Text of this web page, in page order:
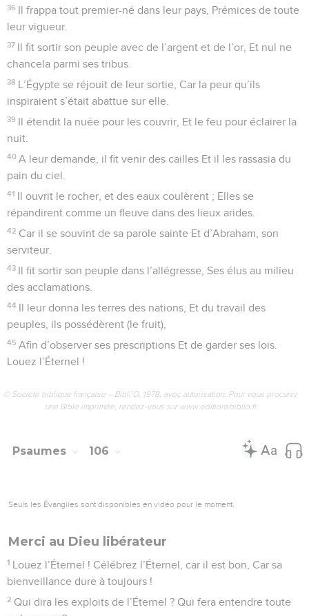
désert,
27 Pour faire tomber leur descendance parmi les nations,
Pour les disperser au milieu des pays.
28 Ils s’attachèrent à Baal-Peor Et mangèrent des sacrifices
(destinés à) des morts.
29 Ils irritèrent l’Éternel par leurs agissements, Et une plaie fit
irruption parmi eux.
30 Phinéas se leva pour régler l’affaire, Et la plaie s’arrêta ;
31 Cela lui fut compté comme justice, De génération en
génération pour toujours.
32 Ils provoquèrent l’indignation (de l’Éternel) près des eaux
de Meriba ; Et il advint du mal à Moïse à cause d’eux,
33 Car ils aigrirent son esprit, Et il s’exprima légèrement des
lèvres.
34 Ils ne détruisirent pas les peuples Que l’Éternel leur avait
indiqués.
35 Ils se mêlèrent avec les nations Et ils apprirent (à imiter)
leurs œuvres.
36 Ils rendirent un culte à leurs idoles, Qui furent pour eux un
piège ;
Ils répandirent le sang innocent, Le sang de leurs fils et de
Ils se souillèrent par leurs œuvres, Ils se prostituèrent par
La colère de l’Éternel s’enflamma contre son peuple, Et il
Il les livra aux mains des nations ; Ceux qui les haïssaient
42 Leurs ennemis les opprimèrent, Et ils furent humiliés sous
leur main.
43 Bien souvent il les délivra ; Mais ils se montrèrent rebelles